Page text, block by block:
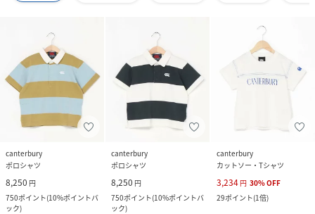
canterbury
ポロシャツ
8,250 円
750ポイント(10%ポイントバ
ック)
canterbury
ポロシャツ
8,250 円
750ポイント(10%ポイントバ
ック)
canterbury
カットソー・Tシャツ
3,234 円 30%OFF
29ポイント(1倍)